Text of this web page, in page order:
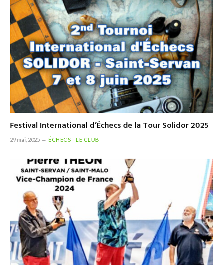
Festival International d’Échecs de la Tour Solidor 2025
29 mai, 2025 ÉCHECS - LE CLUB